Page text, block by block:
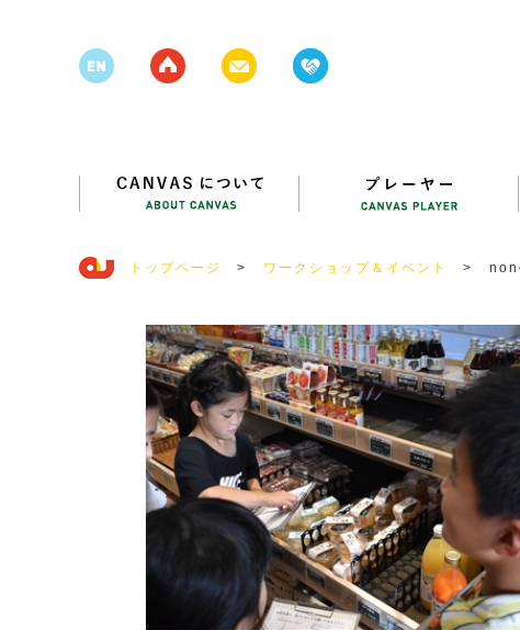
トップページ > ワークショップ＆イベント >